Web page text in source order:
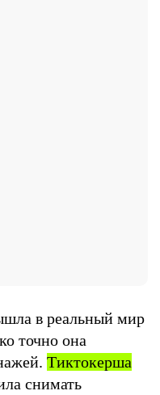
в реальный мир
точно она
Тиктокерша
снимать